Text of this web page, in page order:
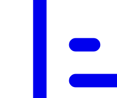
- Om du är gravid eller
planerar att skaffa barn,
apotekspersonal innan du
- Förvaras vid högst 25°C.
- Förvaras i
De aktiva substanserna är